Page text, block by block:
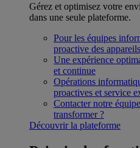
Gérez et optimisez votre
dans une seule plateforme.
Pour les équipes
proactive des appareils
Une expérience
et continue
Opérations
proactives et service
Contacter notre équipe
transformer ?
Découvrir la plateforme